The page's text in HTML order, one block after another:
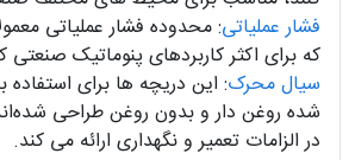
فشار عملیاتی
که برای اکثر کاربردهای پنوماتیک
سیال محرک: این دریچه‌ ها برای استفاده
شده روغن‌ دار و بدون روغن طراحی
در الزامات تعمیر و نگهداری ارائه می‌ کند.